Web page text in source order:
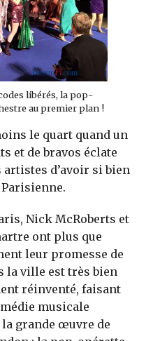
libérés, la pop-
au premier plan !
le quart quand un
et de bravos éclate
d’avoir si bien
Nick McRoberts et
ont plus que
leur promesse de
la ville est très bien
réinventé, faisant
musicale
grande œuvre de